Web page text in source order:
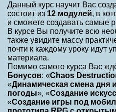
Данный курс научит Вас
состоит из 12 модулей, в
и сможете создавать самые
В курсе Вы получите всю
также увидите массу
почти к каждому уроку идут
материала.
Помимо самого курса Вас
Бонусов: «Chaos
«Динамическая смена дня
погоды», «Создание
«Создание игры под